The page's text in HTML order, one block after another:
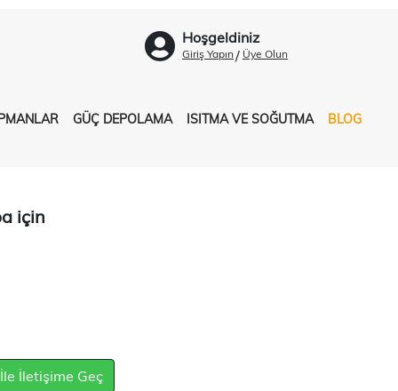
Hoşgeldiniz
Giriş Yapın/ Üye Olun
GÜÇ DEPOLAMA ISITMA VE SOĞUTMA BLOG
için
İletişime Geç